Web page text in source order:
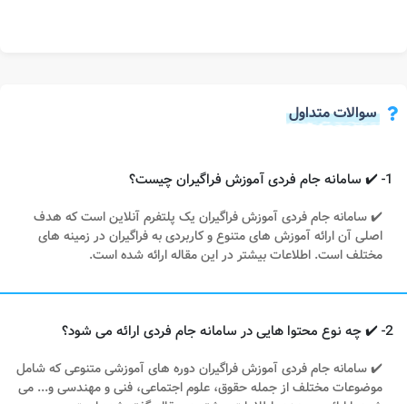
سوالات متداول
1- ✔️ سامانه جام فردی آموزش فراگیران چیست؟
✔️ سامانه جام فردی آموزش فراگیران یک پلتفرم آنلاین است که هدف
اصلی آن ارائه آموزش‌ های متنوع و کاربردی به فراگیران در زمینه‌ های
مختلف است. اطلاعات بیشتر در این مقاله ارائه شده است.
2- ✔️ چه نوع محتوا هایی در سامانه جام فردی ارائه می‌ شود؟
✔️ سامانه جام فردی آموزش فراگیران دوره‌ های آموزشی متنوعی که شامل
موضوعات مختلف از جمله حقوق، علوم اجتماعی، فنی و مهندسی و... می